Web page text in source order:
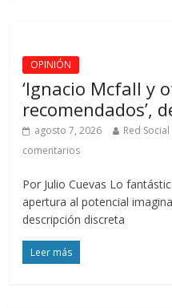
OPINIÓN
‘Ignacio Mcfall y
recomendados’,
agosto 7, 2026 Red
comentarios
Por Julio Cuevas Lo
apertura al potencial
descripción discreta
Leer más